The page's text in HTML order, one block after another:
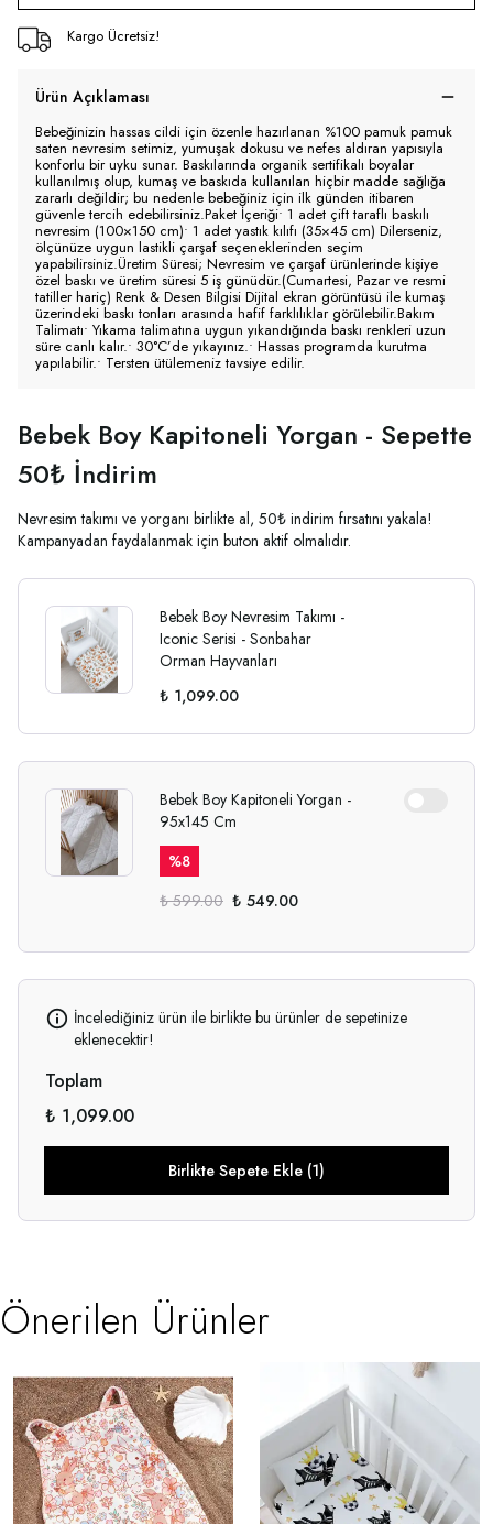
Kargo Ücretsiz!
Ürün Açıklaması
Bebeğinizin hassas cildi için özenle hazırlanan %100 pamuk pamuk
saten nevresim setimiz, yumuşak dokusu ve nefes aldıran yapısıyla
konforlu bir uyku sunar. Baskılarında organik sertifikalı boyalar
kullanılmış olup, kumaş ve baskıda kullanılan hiçbir madde sağlığa
zararlı değildir; bu nedenle bebeğiniz için ilk günden itibaren
güvenle tercih edebilirsiniz.Paket İçeriği• 1 adet çift taraflı baskılı
nevresim (100×150 cm)• 1 adet yastık kılıfı (35×45 cm) Dilerseniz,
ölçünüze uygun lastikli çarşaf seçeneklerinden seçim
yapabilirsiniz.Üretim Süresi; Nevresim ve çarşaf ürünlerinde kişiye
özel baskı ve üretim süresi 5 iş günüdür.(Cumartesi, Pazar ve resmi
tatiller hariç) Renk & Desen Bilgisi Dijital ekran görüntüsü ile kumaş
üzerindeki baskı tonları arasında hafif farklılıklar görülebilir.Bakım
Talimatı• Yıkama talimatına uygun yıkandığında baskı renkleri uzun
süre canlı kalır.• 30°C’de yıkayınız.• Hassas programda kurutma
yapılabilir.• Tersten ütülemeniz tavsiye edilir.
Bebek Boy Kapitoneli Yorgan - Sepette
50₺ İndirim
Nevresim takımı ve yorganı birlikte al, 50₺ indirim fırsatını yakala!
Kampanyadan faydalanmak için buton aktif olmalıdır.
Bebek Boy Nevresim Takımı -
Iconic Serisi - Sonbahar
Orman Hayvanları
₺ 1,099.00
Bebek Boy Kapitoneli Yorgan -
95x145 Cm
%8
₺ 599.00 ₺ 549.00
İncelediğiniz ürün ile birlikte bu ürünler de sepetinize
eklenecektir!
Toplam
₺ 1,099.00
Birlikte Sepete Ekle (1)
Önerilen Ürünler